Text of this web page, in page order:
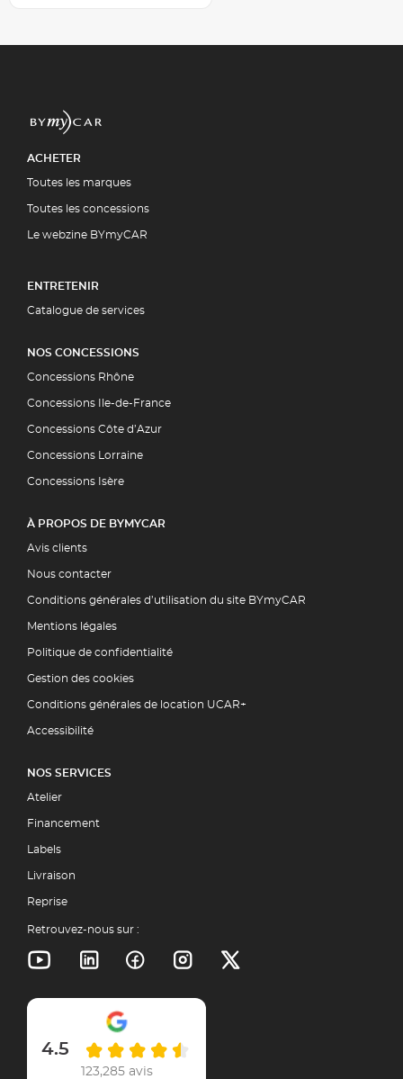
ACHETER
Toutes les marques
Toutes les concessions
Le webzine BYmyCAR
ENTRETENIR
Catalogue de services
NOS CONCESSIONS
Concessions Rhône
Concessions Ile-de-France
Concessions Côte d’Azur
Concessions Lorraine
Concessions Isère
À PROPOS DE BYMYCAR
Avis clients
Nous contacter
Conditions générales d’utilisation du site BYmyCAR
Mentions légales
Politique de confidentialité
Gestion des cookies
Conditions générales de location UCAR+
Accessibilité
NOS SERVICES
Atelier
Financement
Labels
Livraison
Reprise
Retrouvez-nous sur :
4.5
123,285 avis